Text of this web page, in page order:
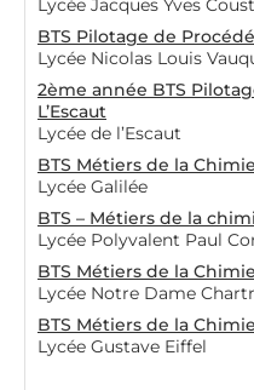
Lycée Jacques Yves
BTS Pilotage de
Lycée Nicolas Louis
2ème année BTS
L’Escaut
Lycée de l’Escaut
BTS Métiers de la
Lycée Galilée
BTS – Métiers de la
Lycée Polyvalent Paul
BTS Métiers de la
Lycée Notre Dame
BTS Métiers de la
Lycée Gustave Eiffel